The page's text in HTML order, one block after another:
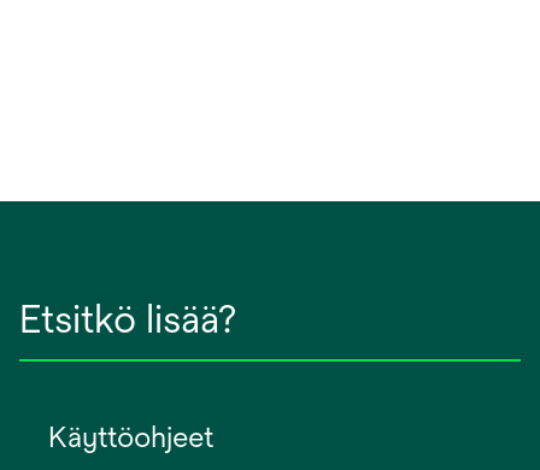
Etsitkö lisää?
Käyttöohjeet